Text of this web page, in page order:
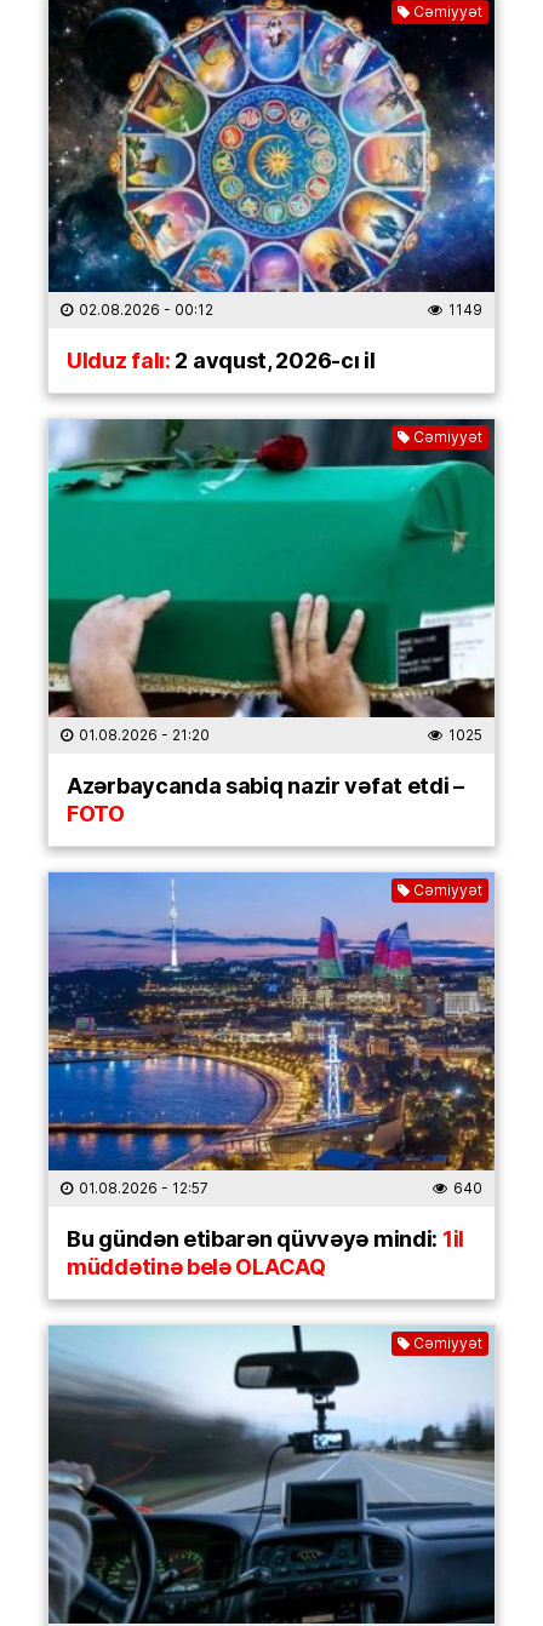
Cəmiyyət
02.08.2026 - 00:12 1149
Ulduz falı:2 avqust, 2026-cı il
Cəmiyyət
01.08.2026 - 21:20 1025
Azərbaycanda sabiq nazir vəfat etdi –
FOTO
Cəmiyyət
01.08.2026 - 12:57 640
Bu gündən etibarən qüvvəyə mindi: 1il
müddətinə belə OLACAQ
Cəmiyyət